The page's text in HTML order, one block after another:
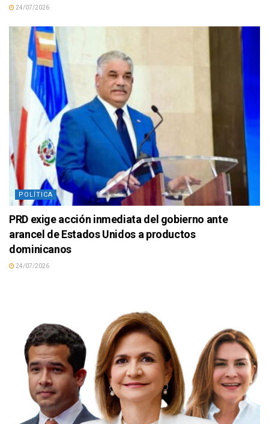
24/07/2026
POLÍTICA
PRD exige acción inmediata del gobierno ante
arancel de Estados Unidos a productos
dominicanos
24/07/2026